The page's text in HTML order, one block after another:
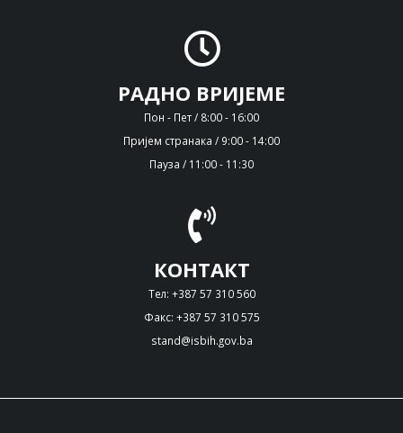
РАДНО ВРИЈЕМЕ
Пон - Пет / 8:00 - 16:00
Пријем странака / 9:00 - 14:00
Пауза / 11:00 - 11:30
КОНТАКТ
Тел: +387 57 310 560
Факс: +387 57 310 575
stand@isbih.gov.ba